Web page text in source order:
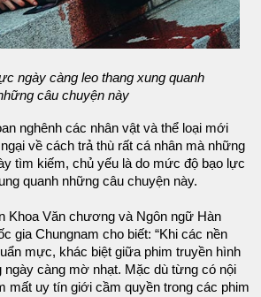
ngày càng leo thang xung quanh
câu chuyện này
nghênh các nhân vật và thể loại mới
về cách trả thù rất cá nhân mà những
tìm kiếm, chủ yếu là do mức độ bạo lực
quanh những câu chuyện này.
Khoa Văn chương và Ngôn ngữ Hàn
gia Chungnam cho biết: “Khi các nền
mực, khác biệt giữa phim truyền hình
ngày càng mờ nhạt. Mặc dù từng có nội
mất uy tín giới cầm quyền trong các phim